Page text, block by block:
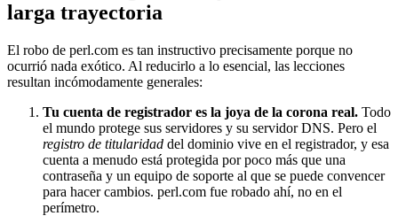
larga trayectoria
El robo de perl.com es tan instructivo precisamente porque no
ocurrió nada exótico. Al reducirlo a lo esencial, las lecciones
resultan incómodamente generales:
Tu cuenta de registrador es la joya de la corona real. Todo
el mundo protege sus servidores y su servidor DNS. Pero el
registro de titularidad del dominio vive en el registrador, y esa
cuenta a menudo está protegida por poco más que una
contraseña y un equipo de soporte al que se puede convencer
para hacer cambios. perl.com fue robado ahí, no en el
perímetro.